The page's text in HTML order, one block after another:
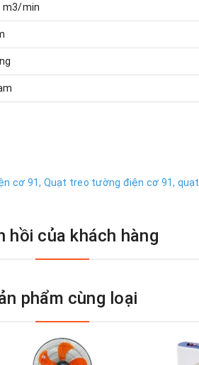
m3/min
cơ 91, Quạt treo tường điện cơ 91,
hồi của khách hàng
phẩm cùng loại